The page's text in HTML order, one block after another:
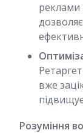
реклами
вже
Розуміння